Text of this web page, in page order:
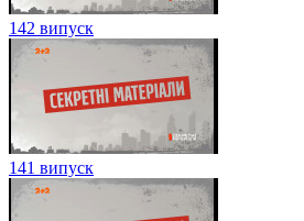
142 випуск
141 випуск